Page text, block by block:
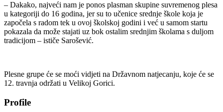
– Dakako, najveći nam je ponos plasman skupine suvremenog plesa
u kategoriji do 16 godina, jer su to učenice srednje škole koja je
započela s radom tek u ovoj školskoj godini i već u samom startu
pokazala da može stajati uz bok ostalim srednjim školama s duljom
tradicijom – ističe Sarošević.
Plesne grupe će se moći vidjeti na Državnom natjecanju, koje će se
12. travnja održati u Velikoj Gorici.
Profile